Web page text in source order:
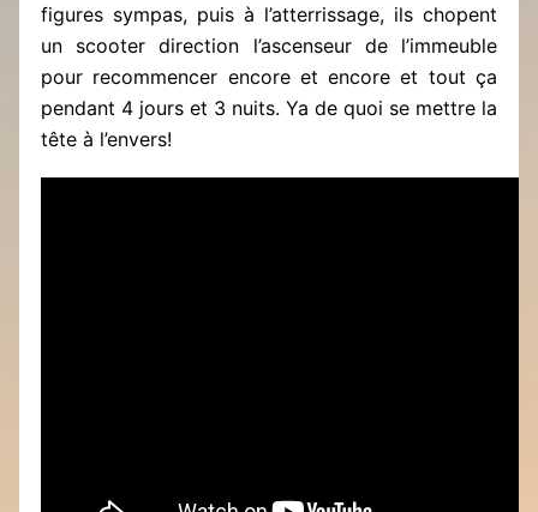
figures sympas, puis à l’atterrissage, ils chopent
un scooter direction l’ascenseur de l’immeuble
pour recommencer encore et encore et tout ça
pendant 4 jours et 3 nuits. Ya de quoi se mettre la
tête à l’envers!